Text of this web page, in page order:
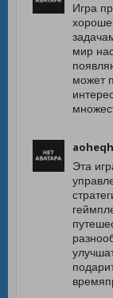
Игра
мир
может
Эта